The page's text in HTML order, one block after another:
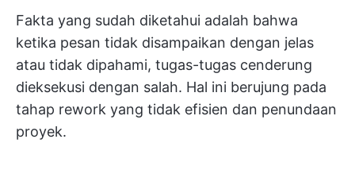
Fakta yang sudah diketahui adalah bahwa
ketika pesan tidak disampaikan dengan jelas
atau tidak dipahami, tugas-tugas cenderung
dieksekusi dengan salah. Hal ini berujung pada
tahap rework yang tidak efisien dan penundaan
proyek.